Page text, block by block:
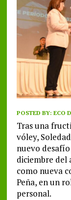
POSTED BY: ECO
Tras una
vóley,
nuevo
diciembre del
como nueva
Peña, en un
personal.